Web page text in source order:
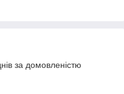
за домовленістю